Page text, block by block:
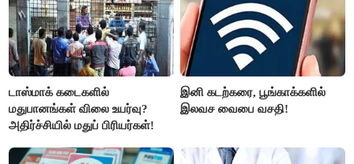
டாஸ்மாக் கடைகளில்
மதுபானங்கள் விலை உயர்வு?
அதிர்ச்சியில் மதுப் பிரியர்கள்!
இனி கடற்கரை, பூங்காக்களில்
இலவச வைபை வசதி!